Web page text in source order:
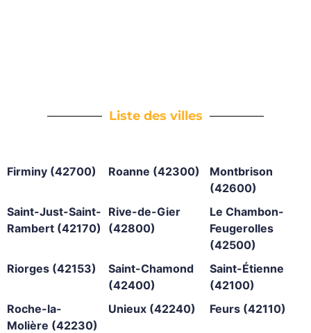
Liste des villes
Firminy (42700) Roanne (42300)
Montbrison
(42600)
Saint-Just-Saint-
Rambert (42170)
Rive-de-Gier
(42800)
Le Chambon-
Feugerolles
(42500)
Riorges (42153)
Saint-Chamond
(42400)
Saint-Étienne
(42100)
Roche-la-
Molière (42230)
Unieux (42240) Feurs (42110)